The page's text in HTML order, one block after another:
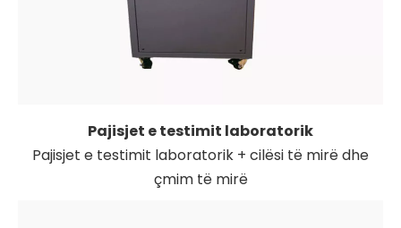
Pajisjet e testimit laboratorik
Pajisjet e testimit laboratorik + cilësi të mirë dhe
çmim të mirë